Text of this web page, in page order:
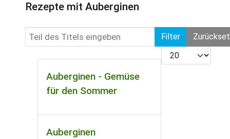
Rezepte mit Auberginen
Teil des Titels eingeben Filter
Anzeige #
Auberginen - Gemüse
für den Sommer
Auberginen